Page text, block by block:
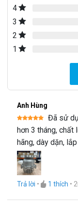
4
3
2
1
Anh Hùng
Được xếp
hạng 55
Đã sử
hơn 3 tháng, chất
hãng, dày dặn,
Trả lời • 1 thích •